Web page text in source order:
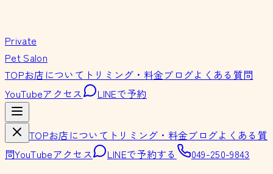
Private
Pet Salon
TOPお店について トリミング・料金ブログよくある質問
YouTubeアクセス LINEで予約
TOPお店について トリミング・料金ブログよくある質
問YouTubeアクセス LINEで予約する 049-250-9843